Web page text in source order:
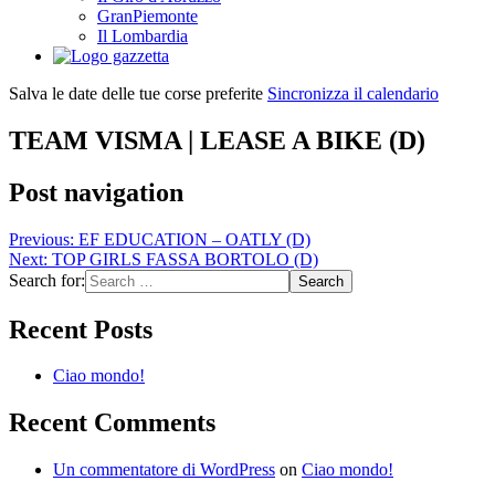
GranPiemonte
Il Lombardia
Salva le date delle tue corse preferite Sincronizza il calendario
TEAM VISMA | LEASE A BIKE (D)
Post navigation
Previous: EF EDUCATION – OATLY (D)
Next: TOP GIRLS FASSA BORTOLO (D)
Search for:
Recent Posts
Ciao mondo!
Recent Comments
Un commentatore di WordPress on Ciao mondo!